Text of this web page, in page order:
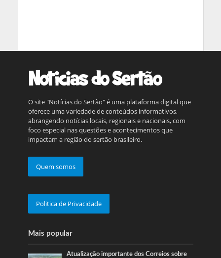
O site "Notícias do Sertão" é uma plataforma digital que
oferece uma variedade de conteúdos informativos,
abrangendo notícias locais, regionais e nacionais, com
foco especial nas questões e acontecimentos que
impactam a região do sertão brasileiro.
Quem somos
Politica de Privacidade
Mais popular
Atualização importante dos Correios sobre